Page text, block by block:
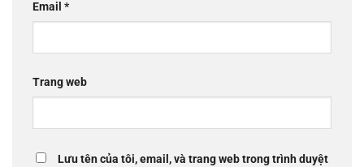
Email *
Trang web
Lưu tên của tôi, email, và trang web trong trình duyệt